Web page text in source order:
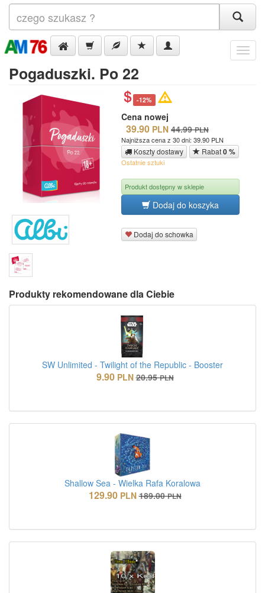
Menu
Pogaduszki. Po 22
-12%
Cena nowej
39.90 PLN 44.99 PLN
Najniższa cena z 30 dni: 39.90 PLN
Koszty dostawy Rabat0 %
Ostatnie sztuki
Produkt dostępny w sklepie
Dodaj do koszyka
Dodaj do schowka
Produkty rekomendowane dla Ciebie
SW Unlimited - Twilight of the Republic - Booster
9.90 PLN 20.95 PLN
Shallow Sea - Wielka Rafa Koralowa
129.90 PLN 189.00 PLN